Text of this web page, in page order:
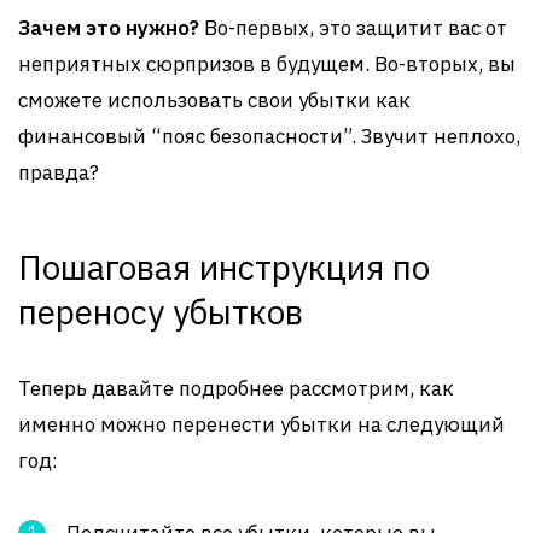
Зачем это нужно? Во-первых, это защитит вас от
неприятных сюрпризов в будущем. Во-вторых, вы
сможете использовать свои убытки как
финансовый “пояс безопасности”. Звучит неплохо,
правда?
Пошаговая инструкция по
переносу убытков
Теперь давайте подробнее рассмотрим, как
именно можно перенести убытки на следующий
год: